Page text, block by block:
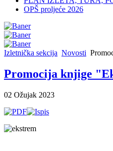
OPŠ proljeće 2026
Izletnička sekcija Novosti
Promocija knjige
02 Ožujak 2023